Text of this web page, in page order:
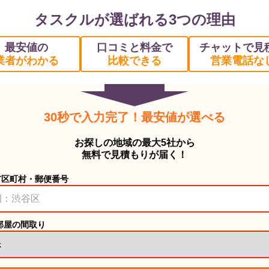
タスクルが選ばれる3つの理由
最安値の
者がわかる
口コミと料金で
比較できる
チャットで見
営業電話な
30秒で入力完了！最安値が選べる
お探しの地域の最大5社から
無料で見積もりが届く！
町村・郵便番号
の間取り